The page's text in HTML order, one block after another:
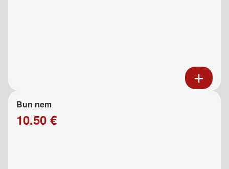
Bun nem
10.50 €